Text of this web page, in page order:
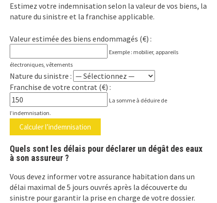
Estimez votre indemnisation selon la valeur de vos biens, la
nature du sinistre et la franchise applicable.
Valeur estimée des biens endommagés (€) :
Exemple : mobilier, appareils
électroniques, vêtements
Nature du sinistre :
Franchise de votre contrat (€) :
La somme à déduire de
l’indemnisation.
Calculer l’indemnisation
Quels sont les délais pour déclarer un dégât des eaux
à son assureur ?
Vous devez informer votre assurance habitation dans un
délai maximal de 5 jours ouvrés après la découverte du
sinistre pour garantir la prise en charge de votre dossier.